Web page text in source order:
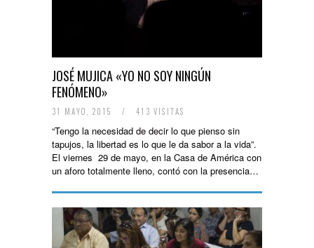
JOSÉ MUJICA «YO NO SOY NINGÚN
FENÓMENO»
31 MAYO, 2015 / 413 VISITAS
“Tengo la necesidad de decir lo que pienso sin
tapujos, la libertad es lo que le da sabor a la vida”.
El viernes 29 de mayo, en la Casa de América con
un aforo totalmente lleno, contó con la presencia…